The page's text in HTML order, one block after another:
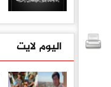
اليوم لايت